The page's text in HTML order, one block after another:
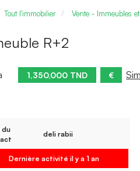
Tout l'immobilier Vente - Immeubles
R+2
1,350,000 TND €
du
deli rabii
Dernière activité il y a 1 an